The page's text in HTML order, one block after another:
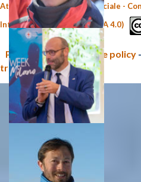
Attribuzione - Non commerciale -
Internazionale (CC BY-NC-SA 4.0)
Privacy policy e Cookie policy -
trasparente CNR